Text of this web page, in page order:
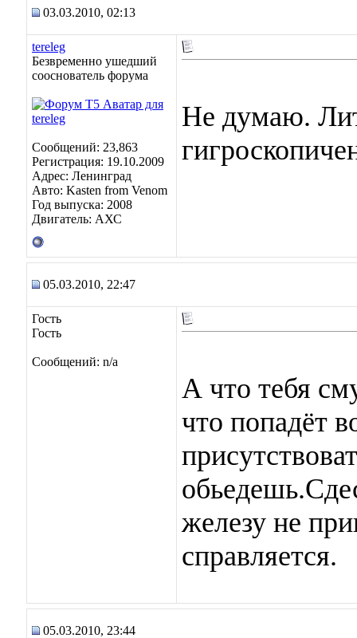
03.03.2010, 02:13
tereleg
Безвременно ушедший
сооснователь форума
Сообщений: 23,863
Регистрация: 19.10.2009
Адрес: Ленинград
Авто: Kasten from Venom
Год выпуска: 2008
Двигатель: АХС
Не думаю.
05.03.2010, 22:47
Гость
Гость
Сообщений: n/a
А что тебя
что попадёт
железу не
справляется.
05.03.2010, 23:44